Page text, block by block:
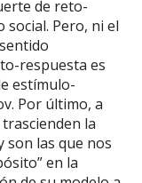
de reto-
Pero, ni el
respuesta es
estímulo-
Por último, a
la
son las que nos
en la